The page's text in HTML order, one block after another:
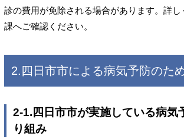
診の費用が免除される場合があります。詳し
課へご確認ください。
2.四日市市による病気予防のた
2-1.四日市市が実施している病気
り組み